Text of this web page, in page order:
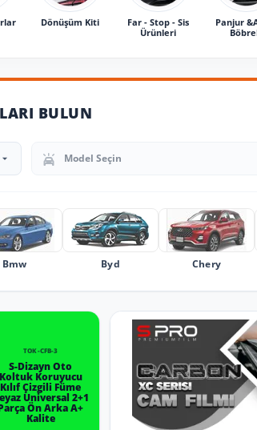
Dönüşüm Kiti
Far - Stop - Sis
Ürünleri
Panjur
BULUN
Model Seçin
Bmw Byd Chery
TOK-CFB-3
S-Dizayn Oto
Koltuk Koruyucu
Kılıf Çizgili Füme
Universal 2+1
Ön Arka A+
Kalite